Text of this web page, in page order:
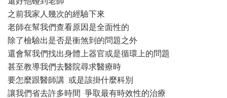
之前我家人幾次的經驗下來
老師在幫我們查看原因是全面性的
除了檢驗出是否是衝煞到的問題之外
還會幫我們找出身體上器官或是循環上的問題
甚至教導我們去醫院尋求醫療時
要怎麼跟醫師講 或是該掛什麼科別
讓我們省去許多時間 爭取最有時效性的治療